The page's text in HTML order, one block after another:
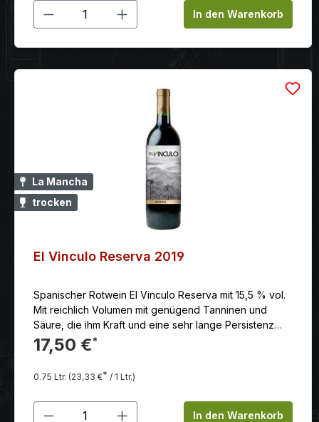
Produkt Anzahl: Gib denIn den Warenkorb
La Mancha
trocken
El Vinculo Reserva 2019
Spanischer Rotwein El Vinculo Reserva mit 15,5 % vol.
Mit reichlich Volumen mit genügend Tanninen und
Säure, die ihm Kraft und eine sehr lange Persistenz
verleihen.
17,50 €*
0.75 Ltr. (23,33 €* / 1 Ltr.)
Produkt Anzahl: Gib denIn den Warenkorb